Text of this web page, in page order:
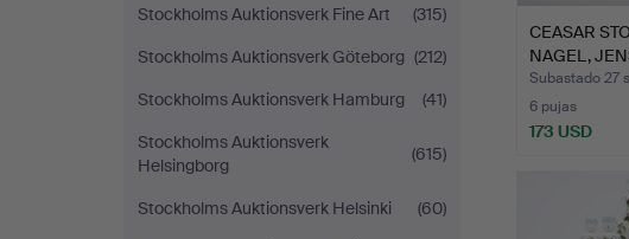
Stockholms Auktionsverk Fine Art
(315)
Stockholms Auktionsverk Göteborg (212)
Stockholms Auktionsverk Hamburg
(41)
Stockholms Auktionsverk
Helsingborg
(615)
Stockholms Auktionsverk Helsinki
(60)
CEASAR
NAGEL,
QUISTGAA…
Subastado 27
6 pujas
173 USD